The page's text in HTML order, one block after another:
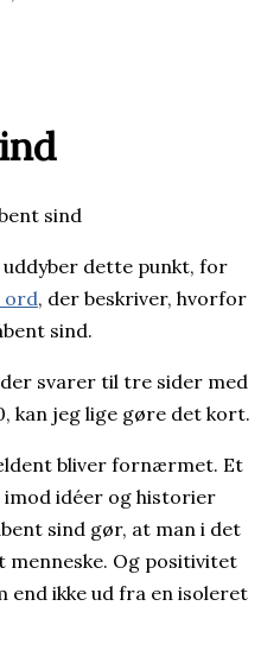
dette punkt, for
ord, der beskriver, hvorfor
sind.
svarer til tre sider med
kan jeg lige gøre det kort.
bliver fornærmet. Et
idéer og historier
sind gør, at man i det
Og positivitet
end ikke ud fra en isoleret